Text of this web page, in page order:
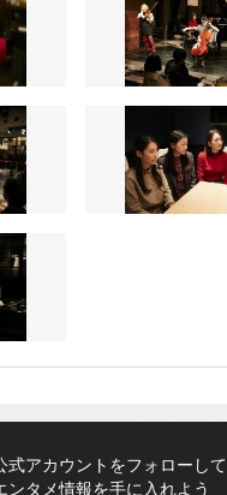
式アカウントをフォローして
ンタメ情報を手に入れよう